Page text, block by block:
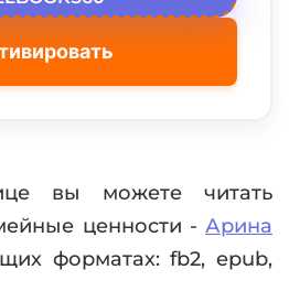
вы можете читать
ценности - Арина
форматах: fb2, epub,